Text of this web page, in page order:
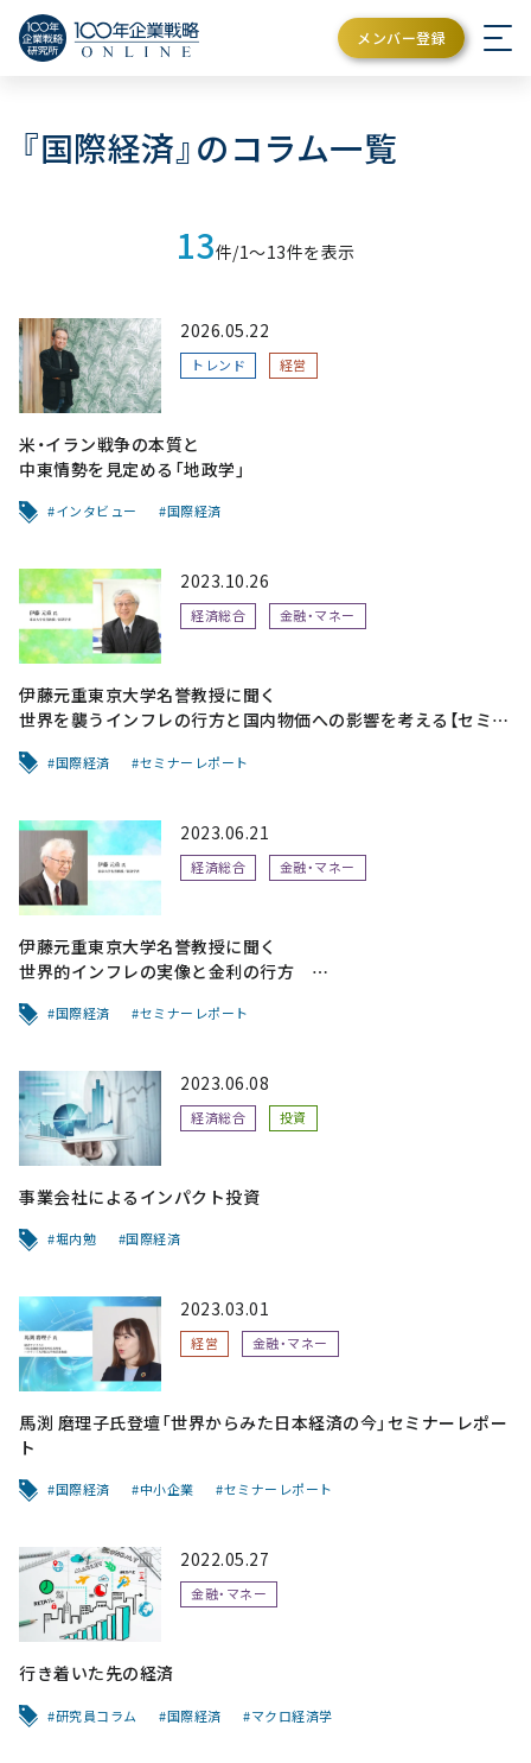
メンバー登録
『国際経済』のコラム一覧
13件/1〜13件を表示
2026.05.22
トレンド 経営
米・イラン戦争の本質と
中東情勢を見定める「地政学」
インタビュー 国際経済
2023.10.26
経済総合 金融・マネー
伊藤元重東京大学名誉教授に聞く
世界を襲うインフレの行方と国内物価への影響を考える【セミナ
国際経済 セミナーレポート
2023.06.21
経済総合 金融・マネー
伊藤元重東京大学名誉教授に聞く
世界的インフレの実像と金利の行方
国際経済 セミナーレポート
2023.06.08
経済総合 投資
事業会社によるインパクト投資
堀内勉 国際経済
2023.03.01
経営 金融・マネー
馬渕 磨理子氏登壇「世界からみた日本経済の今」セミナーレポー
ト
国際経済 中小企業 セミナーレポート
2022.05.27
金融・マネー
行き着いた先の経済
研究員コラム 国際経済 マクロ経済学